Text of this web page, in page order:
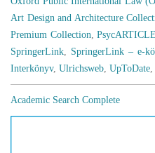
Art Design and Architecture
Premium Collection,
SpringerLink, SpringerLink – e-
Interkönyv, Ulrichsweb, UpToDate,
Academic Search Complete